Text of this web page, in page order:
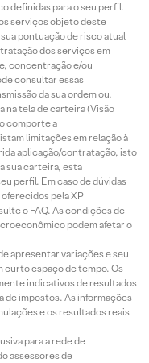
definidas para o seu perfil.
serviços objeto deste
pontuação de risco atual
dos serviços em
concentração e/ou
consultar essas
da sua ordem ou,
na tela de carteira (Visão
comporte a
limitações em relação à
aplicação/contratação, isto
sua carteira, esta
perfil. Em caso de dúvidas
pela XP
o FAQ. As condições de
podem afetar o
apresentar variações e seu
curto espaço de tempo. Os
indicativos de resultados
de impostos. As informações
e os resultados reais
para a rede de
assessores de